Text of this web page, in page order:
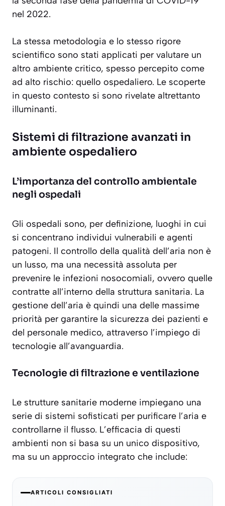
nel 2022.
La stessa metodologia e lo stesso rigore
scientifico sono stati applicati per valutare un
altro ambiente critico, spesso percepito come
ad alto rischio: quello ospedaliero. Le scoperte
in questo contesto si sono rivelate altrettanto
illuminanti.
Sistemi di filtrazione avanzati in
ambiente ospedaliero
L’importanza del controllo ambientale
negli ospedali
Gli ospedali sono, per definizione, luoghi in cui
si concentrano individui vulnerabili e agenti
patogeni. Il controllo della qualità dell’aria non è
un lusso, ma una necessità assoluta per
prevenire le infezioni nosocomiali, ovvero quelle
contratte all’interno della struttura sanitaria. La
gestione dell’aria è quindi una delle massime
priorità per garantire la sicurezza dei pazienti e
del personale medico, attraverso l’impiego di
tecnologie all’avanguardia.
Tecnologie di filtrazione e ventilazione
Le strutture sanitarie moderne impiegano una
serie di sistemi sofisticati per purificare l’aria e
controllarne il flusso. L’efficacia di questi
ambienti non si basa su un unico dispositivo,
ma su un approccio integrato che include:
ARTICOLI CONSIGLIATI